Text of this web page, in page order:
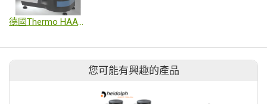
德國Thermo HAAKE : MARS系列 多功能流變儀 Rheometer
您可能有興趣的產品